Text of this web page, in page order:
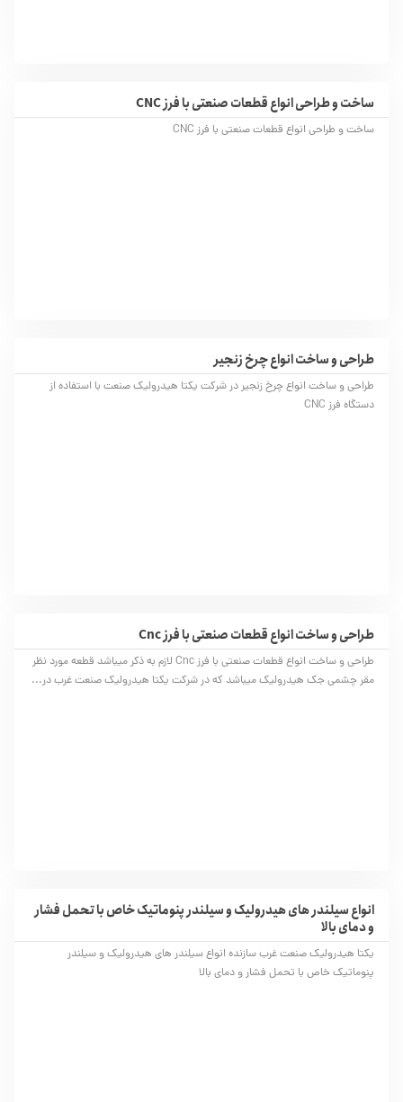
ساخت و طراحی انواع قطعات صنعتی با فرز CNC
ساخت و طراحی انواع قطعات صنعتی با فرز CNC
طراحی و ساخت انواع چرخ زنجیر
طراحی و ساخت انواع چرخ زنجیر در شرکت یکتا هیدرولیک صنعت با استفاده از
دستگاه فرز CNC
طراحی و ساخت انواع قطعات صنعتی با فرز Cnc
طراحی و ساخت انواع قطعات صنعتی با فرز Cnc لازم به ذکر میباشد قطعه مورد نظر
مقر چشمی جک هیدرولیک میباشد که در شرکت یکتا هیدرولیک صنعت غرب در...
انواع سیلندر های هیدرولیک و سیلندر پنوماتیک خاص با تحمل فشار
و دمای بالا
یکتا هیدرولیک صنعت غرب سازنده انواع سیلندر های هیدرولیک و سیلندر
پنوماتیک خاص با تحمل فشار و دمای بالا